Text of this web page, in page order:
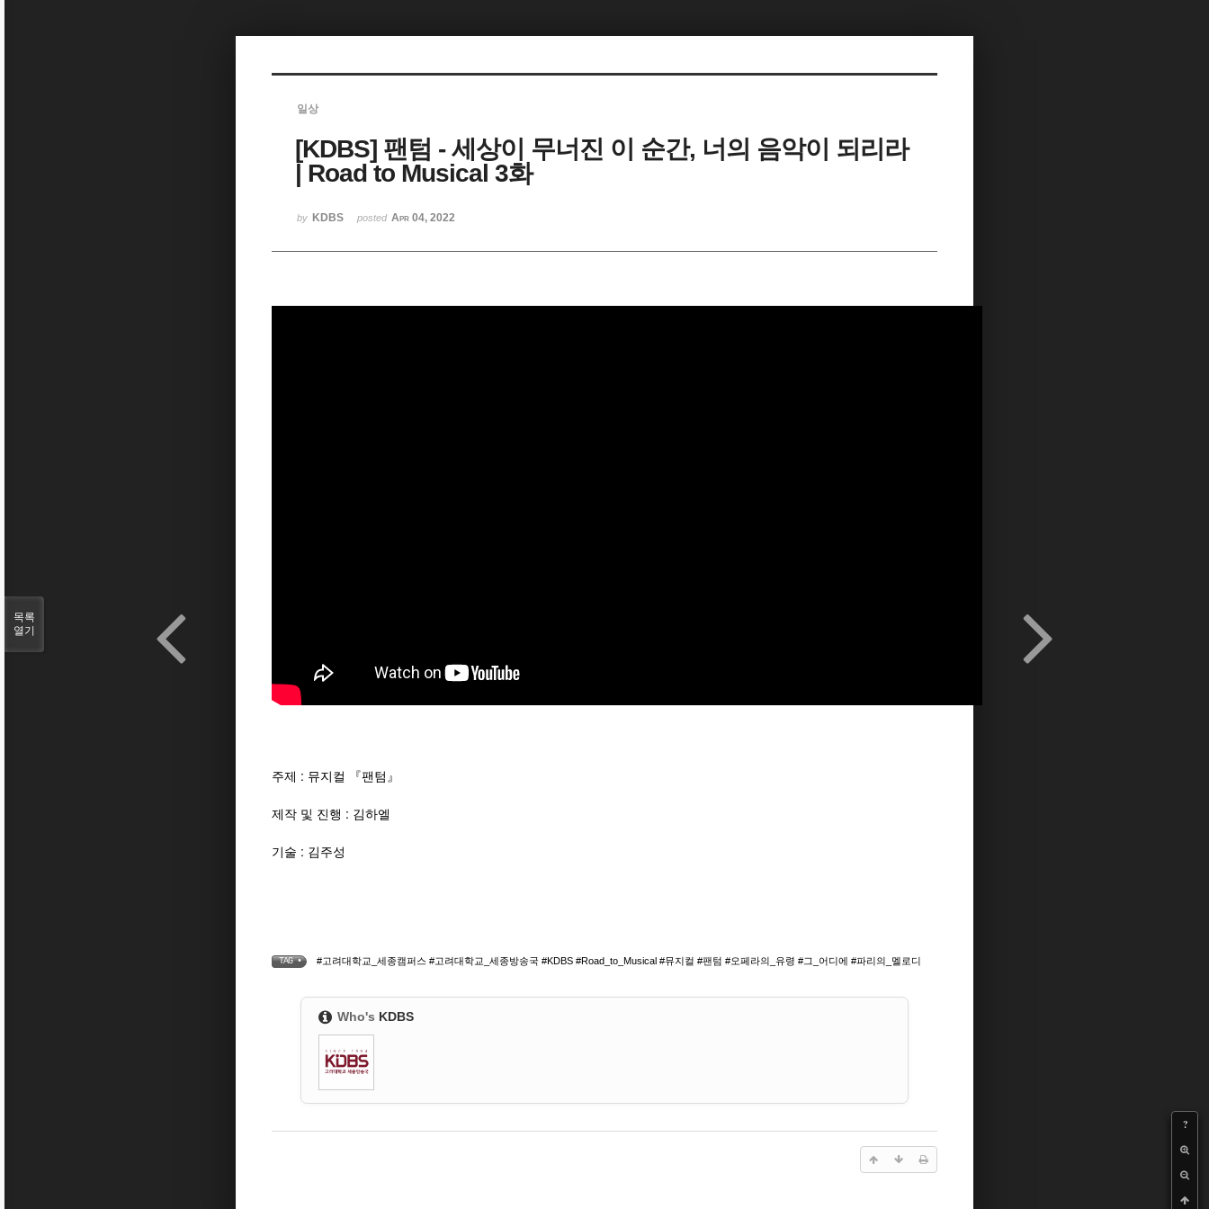
일상
[KDBS] 팬텀 - 세상이 무너진 이 순간, 너의 음악이 되리라
| Road to Musical 3화
by KDBS posted Apr 04, 2022
?
주제 : 뮤지컬 『팬텀』
제작 및 진행 : 김하엘
기술 : 김주성
TAG • #고려대학교_세종캠퍼스 #고려대학교_세종방송국 #KDBS #Road_to_Musical #뮤지컬 #팬텀 #오페라의_유령 #그_어디에 #파리의_멜로디
Who's KDBS
목록
열기
Sketchbook5, 스케치북5
Sketchbook5, 스케치북5